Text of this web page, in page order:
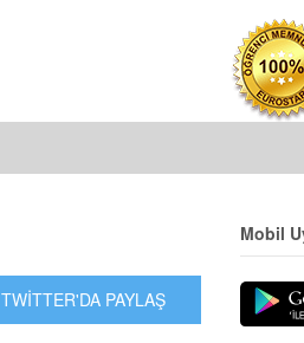
TWİTTER'DA PAYLAŞ
Mobil